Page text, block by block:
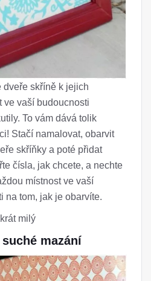
dveře skříně k jejich
ve vaší budoucnosti
To vám dává tolik
Stačí namalovat, obarvit
skříňky a poté přidat
čísla, jak chcete, a nechte
místnost ve vaší
na tom, jak je obarvíte.
milý
mazání